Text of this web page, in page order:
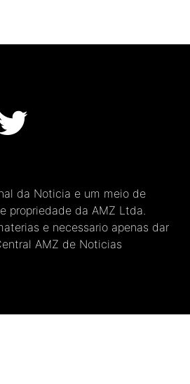
da Noticia e um meio de
propriedade da AMZ Ltda.
e necessario apenas dar
AMZ de Noticias